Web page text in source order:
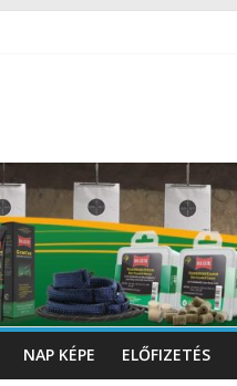
NAP KÉPE ELŐFIZETÉS